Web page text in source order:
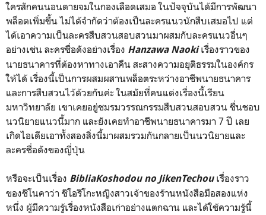
ใครสักคนนอนตายจมในกองเลือดเสมอ ในปัจจุบันได้มีการพัฒนา
พล็อตเพิ่มขึ้น ไม่ได้จำกัดว่าต้องเป็นละครแนวนักสืบเสมอไป แต่
ได้เอาความเป็นละครสืบสวนสอบสวนมาผสมกับละครแนวอื่นๆ
อย่างเช่น ละครชื่อดังอย่างเรื่อง Hanzawa Naoki เรื่องราวของ
นายธนาคารที่ต้องหาทางเอาคืน สะสางความอยุติธรรมในองค์กร
ให้ได้ เรื่องนี้เป็นการผสมผสานพล็อตระหว่างอาชีพนายธนาคาร
และการสืบสวนไว้ด้วยกันค่ะ ในสมัยที่คนแต่งเรื่องนี้เรียน
มหาวิทยาลัย เขาเคยอยู่ชมรมวรรณกรรมสืบสวนสอบสวน ชื่นชอบ
นวนิยายแนวนี้มาก และยังเคยทำอาชีพนายธนาคารมา 7 ปี เลย
เกิดไอเดียเอาทั้งสองสิ่งนี้มาผสมรวมกันกลายเป็นนวนิยายและ
ละครชื่อดังของญี่ปุ่น
หรือจะเป็นเรื่อง BibliaKoshodou no JikenTechou เรื่องราว
ของชิโนคาว่า ชิโอริโกะหญิงสาวเจ้าของร้านหนังสือมือสองแห่ง
หนึ่ง ผู้มีความรู้เรื่องหนังสือเก่าอย่างแตกฉาน และได้ใช้ความรู้นี้